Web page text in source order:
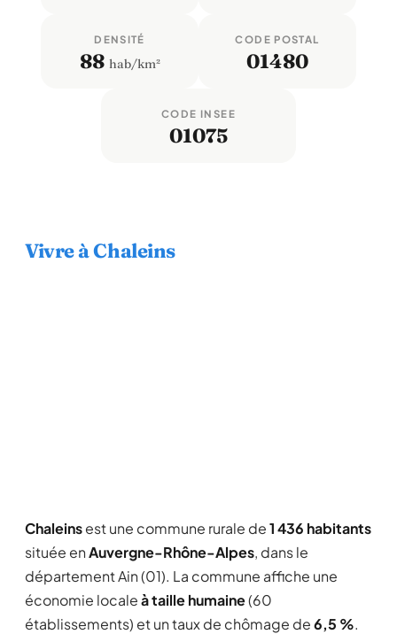
DENSITÉ
88 hab/km²
CODE POSTAL
01480
CODE INSEE
01075
Vivre à Chaleins
Chaleinsest une commune rurale de1 436 habitants
située enAuvergne-Rhône-Alpes, dans le
département Ain (01). La commune affiche une
économie localeà taille humaine(60
établissements) et un taux de chômage de6,5 %.